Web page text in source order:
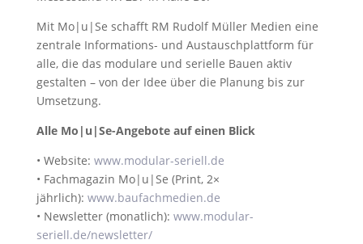
Mit Mo|u|Se schafft RM Rudolf Müller Medien eine
zentrale Informations- und Austauschplattform für
alle, die das modulare und serielle Bauen aktiv
gestalten – von der Idee über die Planung bis zur
Umsetzung.
Alle Mo|u|Se-Angebote auf einen Blick
• Website: www.modular-seriell.de
• Fachmagazin Mo|u|Se (Print, 2×
jährlich): www.baufachmedien.de
• Newsletter (monatlich): www.modular-
seriell.de/newsletter/